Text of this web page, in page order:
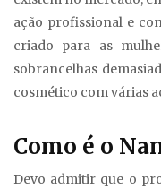
ação profissional e
criado para as
sobrancelhas
cosmético com várias
Como é o
Devo admitir que o